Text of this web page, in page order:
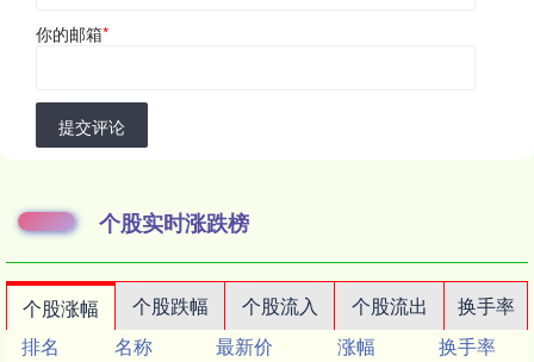
你的邮箱*
提交评论
个股实时涨跌榜
个股涨幅 个股跌幅 个股流入 个股流出
换手率
排名
名称 最新价 涨幅
换手率